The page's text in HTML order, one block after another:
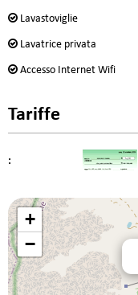
Lavastoviglie
Lavatrice privata
Accesso Internet Wifi
Tariffe
:
+
−